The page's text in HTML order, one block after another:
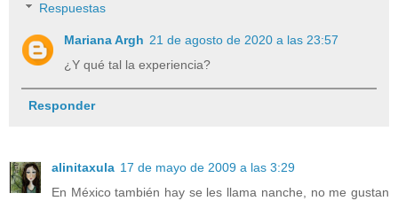
Respuestas
Mariana Argh 21 de agosto de 2020 a las 23:57
¿Y qué tal la experiencia?
Responder
alinitaxula 17 de mayo de 2009 a las 3:29
En México también hay se les llama nanche, no me gustan